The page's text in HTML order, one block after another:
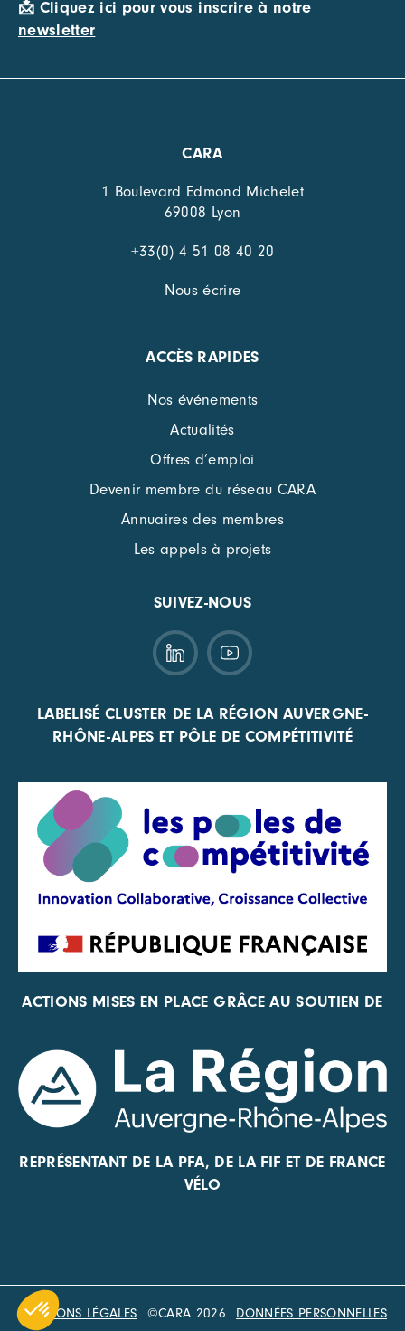
📩 Cliquez ici pour vous inscrire à notre
newsletter
CARA
1 Boulevard Edmond Michelet
69008 Lyon
+33(0) 4 51 08 40 20
Nous écrire
ACCÈS RAPIDES
Nos événements
Actualités
Offres d’emploi
Devenir membre du réseau CARA
Annuaires des membres
Les appels à projets
SUIVEZ-NOUS
LABELISÉ CLUSTER DE LA RÉGION AUVERGNE-
RHÔNE-ALPES ET PÔLE DE COMPÉTITIVITÉ
ACTIONS MISES EN PLACE GRÂCE AU SOUTIEN DE
REPRÉSENTANT DE LA PFA, DE LA FIF ET DE FRANCE
VÉLO
MENTIONS LÉGALES ©CARA 2026 DONNÉES PERSONNELLES